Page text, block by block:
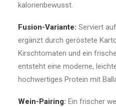
kalorienbewusst.
Fusion-Variante: Serviert
ergänzt durch geröstete
Kirschtomaten und ein
entsteht eine moderne,
hochwertiges Protein mit
Wein-Pairing: Ein frischer